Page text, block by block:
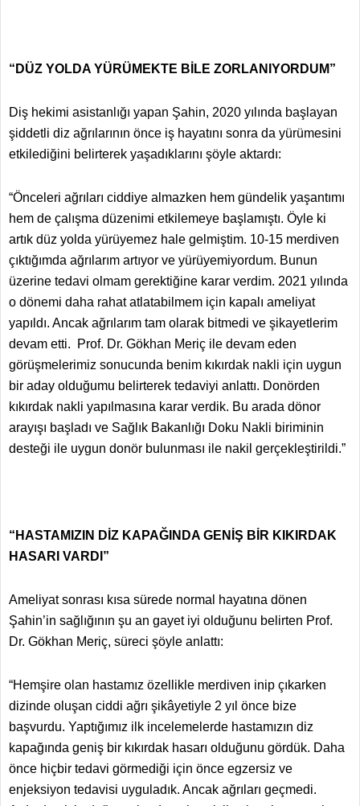
“DÜZ YOLDA YÜRÜMEKTE BİLE ZORLANIYORDUM”
Diş hekimi asistanlığı yapan Şahin, 2020 yılında başlayan
şiddetli diz ağrılarının önce iş hayatını sonra da yürümesini
etkilediğini belirterek yaşadıklarını şöyle aktardı:
“Önceleri ağrıları ciddiye almazken hem gündelik yaşantımı
hem de çalışma düzenimi etkilemeye başlamıştı. Öyle ki
artık düz yolda yürüyemez hale gelmiştim. 10-15 merdiven
çıktığımda ağrılarım artıyor ve yürüyemiyordum. Bunun
üzerine tedavi olmam gerektiğine karar verdim. 2021 yılında
o dönemi daha rahat atlatabilmem için kapalı ameliyat
yapıldı. Ancak ağrılarım tam olarak bitmedi ve şikayetlerim
devam etti. Prof. Dr. Gökhan Meriç ile devam eden
görüşmelerimiz sonucunda benim kıkırdak nakli için uygun
bir aday olduğumu belirterek tedaviyi anlattı. Donörden
kıkırdak nakli yapılmasına karar verdik. Bu arada dönor
arayışı başladı ve Sağlık Bakanlığı Doku Nakli biriminin
desteği ile uygun donör bulunması ile nakil gerçekleştirildi.”
“HASTAMIZIN DİZ KAPAĞINDA GENİŞ BİR KIKIRDAK
HASARI VARDI”
Ameliyat sonrası kısa sürede normal hayatına dönen
Şahin’in sağlığının şu an gayet iyi olduğunu belirten Prof.
Dr. Gökhan Meriç, süreci şöyle anlattı:
“Hemşire olan hastamız özellikle merdiven inip çıkarken
dizinde oluşan ciddi ağrı şikâyetiyle 2 yıl önce bize
başvurdu. Yaptığımız ilk incelemelerde hastamızın diz
kapağında geniş bir kıkırdak hasarı olduğunu gördük. Daha
önce hiçbir tedavi görmediği için önce egzersiz ve
enjeksiyon tedavisi uyguladık. Ancak ağrıları geçmedi.